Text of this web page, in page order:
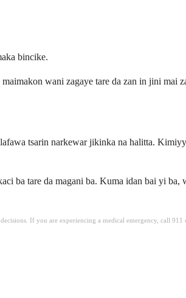
bincike.
wani zagaye tare da zan in jini mai
tsarin narkewar jikinka na halitta.
ba tare da magani ba. Kuma idan bai yi ba,
If you are experiencing a medical emergency, call 911